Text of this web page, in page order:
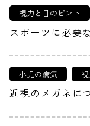
視力と目のピント
スポーツに必要
小児の病気
近視のメガネに